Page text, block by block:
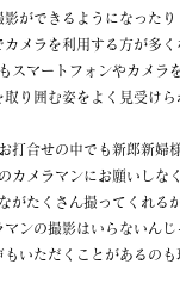
影ができるようになったり
カメラを利用する方が多く
スマートフォンやカメラ
取り囲む姿をよく見受けら
打合せの中でも新郎新婦
のカメラマンにお願いしな
がたくさん撮ってくれる
マンの撮影はいらないんじ
もいただくことがあるのも